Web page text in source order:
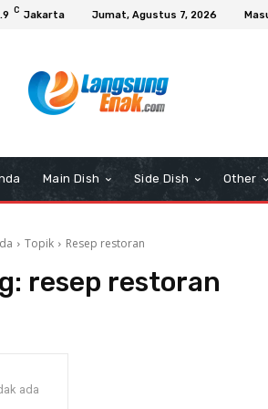
C Jakarta Jumat, Agustus 7, 2026
Main Dish Side Dish Other
Topik Resep restoran
resep restoran
ada